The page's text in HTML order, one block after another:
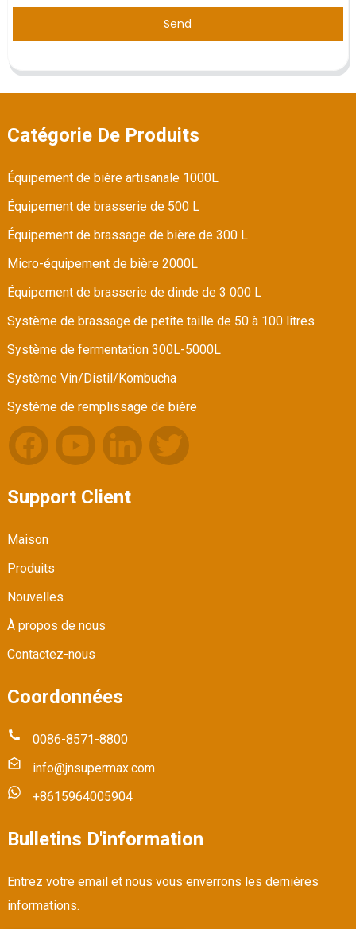
Send
Catégorie De Produits
Équipement de bière artisanale 1000L
Équipement de brasserie de 500 L
Équipement de brassage de bière de 300 L
Micro-équipement de bière 2000L
Équipement de brasserie de dinde de 3 000 L
Système de brassage de petite taille de 50 à 100 litres
Système de fermentation 300L-5000L
Système Vin/Distil/Kombucha
Système de remplissage de bière
Support Client
Maison
Produits
Nouvelles
À propos de nous
Contactez-nous
Coordonnées
0086-8571-8800
info@jnsupermax.com
+8615964005904
Bulletins D'information
Entrez votre email et nous vous enverrons les dernières
informations.